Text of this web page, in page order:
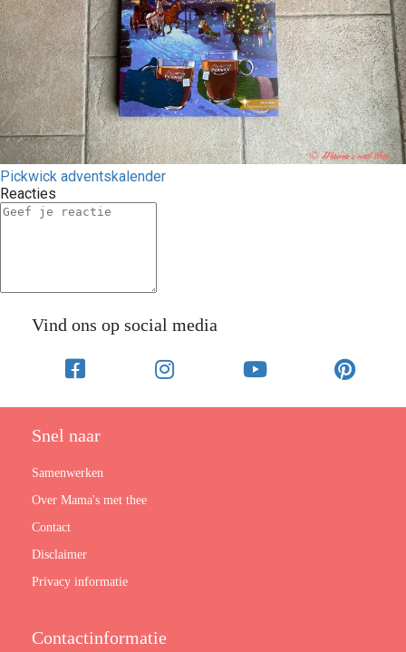
Pickwick adventskalender
Reacties
Vind ons op social media
Snel naar
Samenwerken
Over Mama's met thee
Contact
Disclaimer
Privacy informatie
Contactinformatie